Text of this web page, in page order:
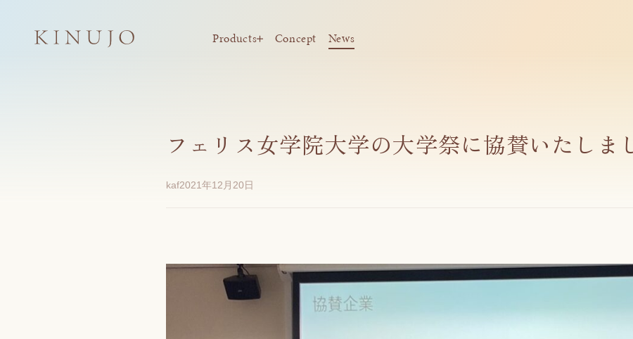
Products Concept News
フェリス女学院大学の大学祭に協賛いたしま
kaf2021年12月20日